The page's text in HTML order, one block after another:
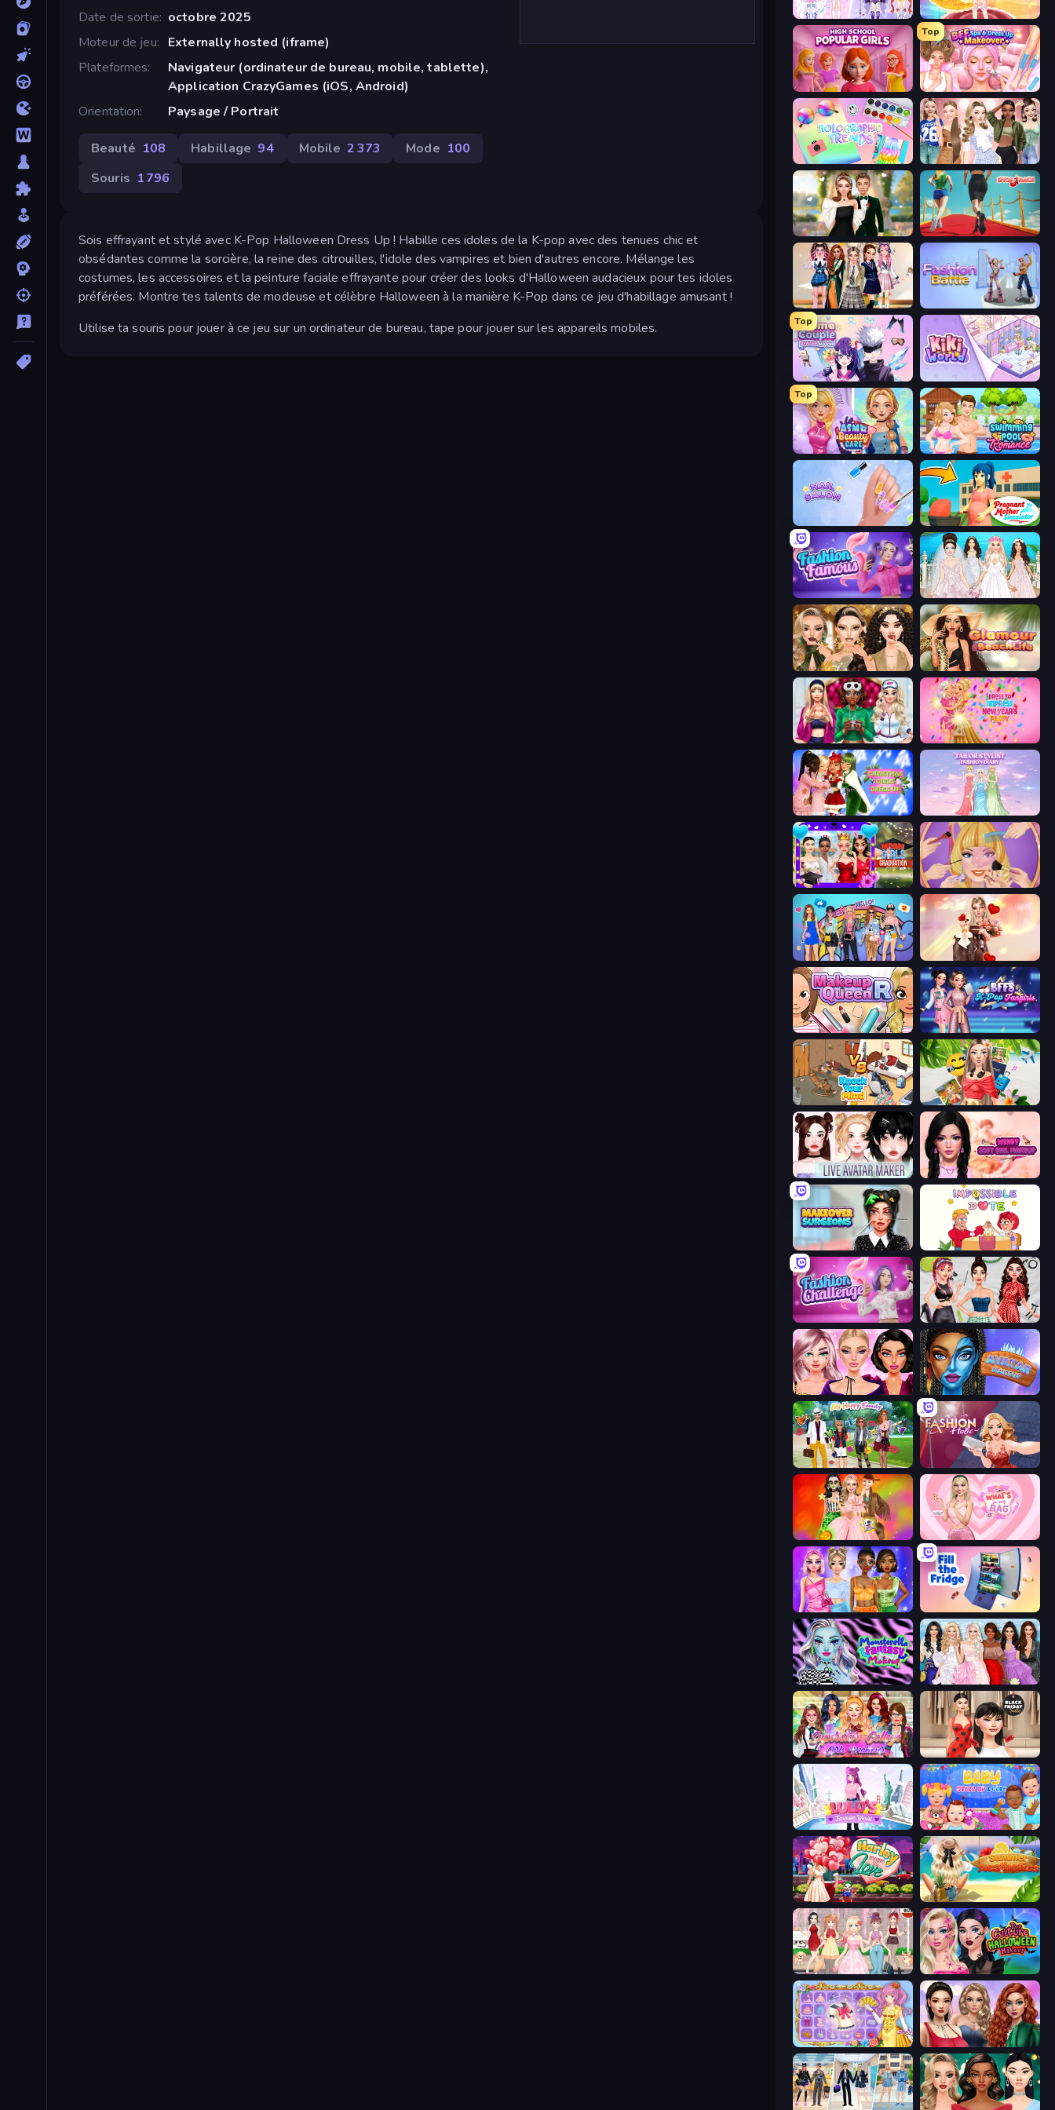
Date de sortie octobre 2025
Moteur de jeu
Externally hosted (iframe)
Plateformes
Navigateur (ordinateur de bureau, mobile, tablette),
Application CrazyGames (iOS, Android)
Orientation
Paysage / Portrait
Beauté 108 Habillage 94 Mobile 2 373 Mode 100
Souris 1 796
Sois effrayant et stylé avec K-Pop Halloween Dress Up ! Habille ces idoles de la K-pop avec des tenues chic et
obsédantes comme la sorcière, la reine des citrouilles, l'idole des vampires et bien d'autres encore. Mélange les
costumes, les accessoires et la peinture faciale effrayante pour créer des looks d'Halloween audacieux pour tes idoles
préférées. Montre tes talents de modeuse et célèbre Halloween à la manière K-Pop dans ce jeu d'habillage amusant !
Utilise ta souris pour jouer à ce jeu sur un ordinateur de bureau, tape pour jouer sur les appareils mobiles.
Idol Livestream: Fashion Game Royal Glow Princess Makeover
Top
BFF Makeover - Spa & Dress Up
Holographic Trends Fashion Week 2025
Valentine's Day Proposal Shoe Race
Back To School: Uniforms Edition Fashion Battle
Top
Anime Couple: Avatar Maker KiKi World
Top
ASMR Beauty Care Swimming Pool Romance
Nail Salon Pregnant Mother Simulator
Fashion Famous Model Wedding
Autumn Glam Gala Glamour Beach Life
BFFs Luxury Loungewear Dress To Impress: New Year's Party
Christmas Girls Dress Up Tailor Stylist: Fashion Diary
Mean Girls Graduation Day Extreme Makeover
College Girls Team Makeover GRWM Date Night
Make Up Queen R BFFs K-Pop Fangirls
Knock Your Mind Travel with Me: ASMR Edition
Live Avatar Maker: Girls Wendy Soft Girl Makeup
Makeover Surgeons Impossible Date
Fashion Challenge: Catwalk Run Brat Girl Summer
New Year Makeup Trends Avatar Make Up
Superstar Family Dress Up Fashion Holic
Iconic Halloween Costumes What's In My Bag
Monochrome Looks Fill The Fridge
Monsterella Fantasy Makeup Model Dress Up Girl
Superstar College Girls Makeover Shopaholic Black Friday
Lulu's Fashion World Baby Dress Up
Harley Learns To Love Summer Aesthetics
Anime Girls Dress Up Games Pop Culture Halloween Makeup
Anime Princess Dress Up Colored Denim Trends